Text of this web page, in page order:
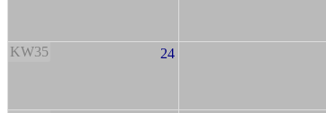
KW35 24